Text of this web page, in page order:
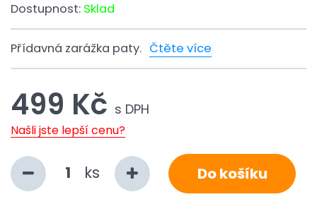
Dostupnost: Sklad
Přídavná zarážka paty. Čtěte více
499 Kč s DPH
Našli jste lepší cenu?
ks Do košíku